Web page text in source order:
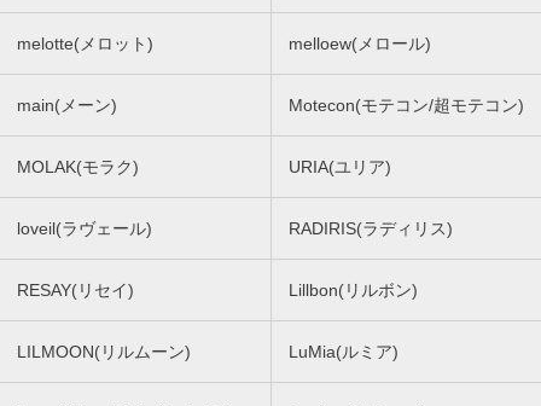
melotte(メロット) melloew(メロール)
main(メーン) Motecon(モテコン/超モテコン)
MOLAK(モラク) URIA(ユリア)
loveil(ラヴェール) RADIRIS(ラディリス)
RESAY(リセイ) Lillbon(リルボン)
LILMOON(リルムーン) LuMia(ルミア)